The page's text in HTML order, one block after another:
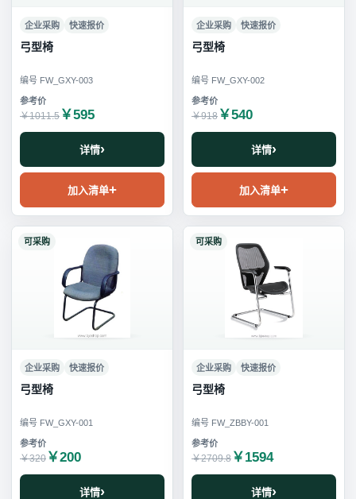
企业采购 快速报价
弓型椅
编号 FW_GXY-003
￥1011.5 ￥595
详情
加入清单
企业采购 快速报价
弓型椅
编号 FW_GXY-002
￥918 ￥540
详情
加入清单
可采购
企业采购 快速报价
弓型椅
编号 FW_GXY-001
￥320 ￥200
详情
可采购
企业采购 快速报价
弓型椅
编号 FW_ZBBY-001
￥2709.8 ￥1594
详情